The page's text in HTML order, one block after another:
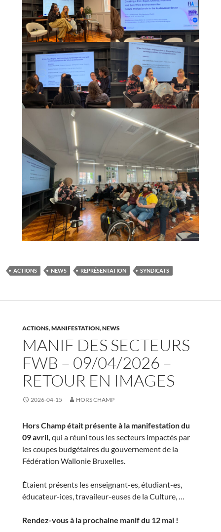
ACTIONS NEWS REPRÉSENTATION SYNDICATS
ACTIONS,MANIFESTATION,NEWS
MANIF DES SECTEURS
FWB – 09/04/2026 –
RETOUR EN IMAGES
2026-04-15 HORS CHAMP
Hors Champ était présente à la manifestation du
09 avril, qui a réuni tous les secteurs impactés par
les coupes budgétaires du gouvernement de la
Fédération Wallonie Bruxelles.
Étaient présents les enseignant-es, étudiant-es,
éducateur-ices, travaileur-euses de la Culture, …
Rendez-vous à la prochaine manif du 12 mai !